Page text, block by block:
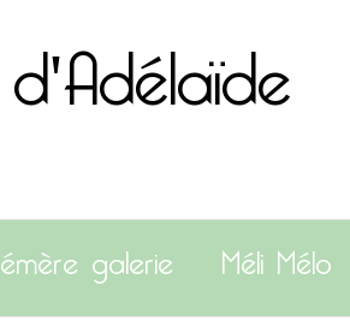
galerie Méli Mélo